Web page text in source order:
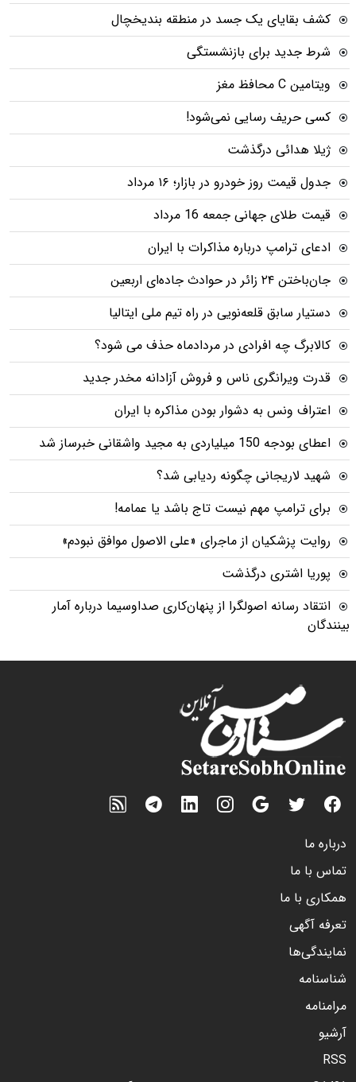
کشف بقایای یک جسد در منطقه بندیخچال
شرط جدید برای بازنشستگی
ویتامین C محافظ مغز
کسی حریف رسایی نمی‌شود!
ژیلا هدائی درگذشت
جدول قیمت روز خودرو در بازار؛ ۱۶ مرداد
قیمت طلای جهانی جمعه 16 مرداد
ادعای ترامپ درباره مذاکرات با ایران
جان‌باختن ۲۴ زائر در حوادث جاده‌ای اربعین
دستیار سابق قلعه‌نویی در راه تیم ملی ایتالیا
کالابرگ چه افرادی در مردادماه حذف می شود؟
قدرت ویرانگری ناس و فروش آزادانه مخدر جدید
اعتراف ونس به دشوار بودن مذاکره با ایران
اعطای بودجه 150 میلیاردی به مجید واشقانی خبرساز شد
شهید لاریجانی چگونه ردیابی شد؟
برای ترامپ مهم نیست تاج باشد یا عمامه!
روایت پزشکیان از ماجرای «علی الاصول موافق نبودم»
پوریا اشتری درگذشت
انتقاد رسانه اصولگرا از پنهان‌کاری صداوسیما درباره آمار
بینندگان
درباره ما
تماس با ما
همکاری با ما
تعرفه آگهی
نمایندگی‌ها
شناسنامه
مرامنامه
آرشیو
RSS